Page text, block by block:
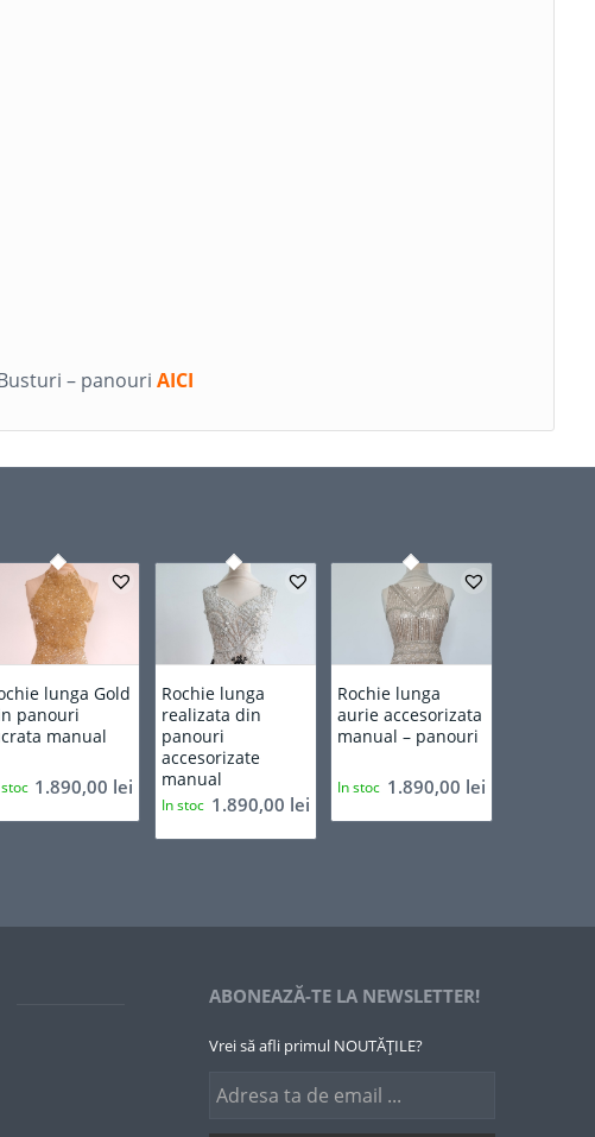
– panouriAICI
lunga Gold
panouri
manual
1.890,00 lei
Rochie lunga
realizata din
panouri
accesorizate
manual
1.890,00 lei
In stoc
Rochie lunga
aurie accesorizata
manual – panouri
1.890,00 lei
In stoc
ABONEAZĂ-TE LA NEWSLETTER!
Vrei să afli primul NOUTĂȚILE?